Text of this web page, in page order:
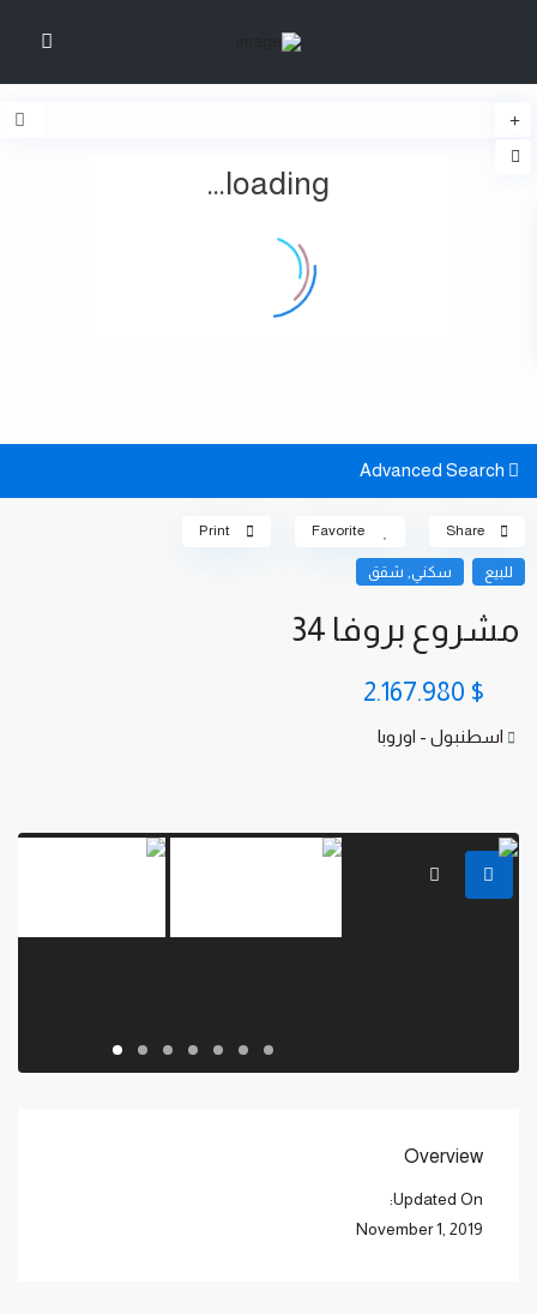
loading...
للبيع سكني شقق
مشروع بروفا 34
$ 2.167.980
اسطنبول - اوروبا
Share
Favorite
Print
Overview
Updated On:
November 1, 2019